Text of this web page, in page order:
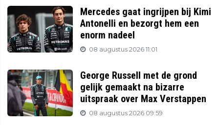
Mercedes gaat ingrijpen bij Kimi
Antonelli en bezorgt hem een
enorm nadeel
08 augustus 2026 11:01
George Russell met de grond
gelijk gemaakt na bizarre
uitspraak over Max Verstappen
08 augustus 2026 09:59